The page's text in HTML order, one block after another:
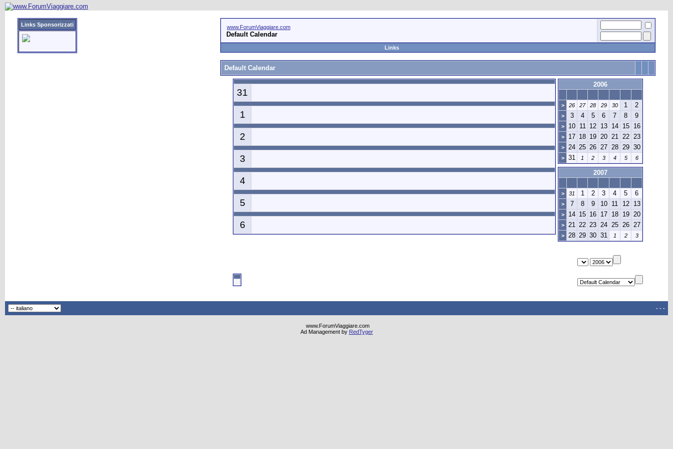
Links Sponsorizzati www.ForumViaggiare.com
Default Calendar
Links
Default Calendar
31
1
2
3
4
5
6
2006
> 26 27 28 29 30 1 2
> 3 4 5 6 7 8 9
> 10 11 12 13 14 15 16
> 17 18 19 20 21 22 23
> 24 25 26 27 28 29 30
> 31 1 2 3 4 5 6
2007
> 31 1 2 3 4 5 6
> 7 8 9 10 11 12 13
> 14 15 16 17 18 19 20
> 21 22 23 24 25 26 27
> 28 29 30 31 1 2 3
- - -
www.ForumViaggiare.com
Ad Management by RedTyger